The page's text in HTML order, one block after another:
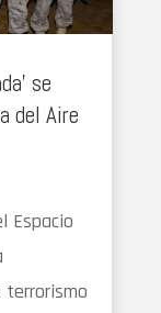
se
del Aire
Espacio
terrorismo